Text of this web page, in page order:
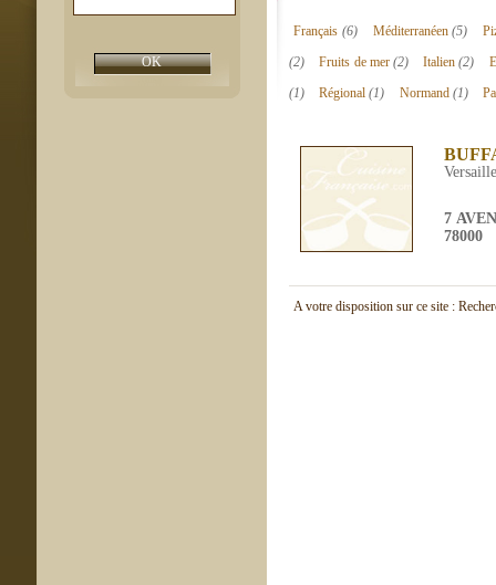
Français (6) Méditerranéen(5)
(2)
Fruits de mer (2) Italien(2)
(1)
Régional(1) Normand (1)
7
78000
A votre disposition sur ce site :